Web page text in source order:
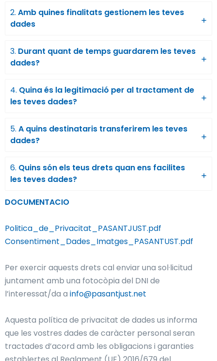
2. Amb quines finalitats gestionem les teves
dades
3. Durant quant de temps guardarem les teves
dades?
4. Quina és la legitimació per al tractament de
les teves dades?
5. A quins destinataris transferirem les teves
dades?
6. Quins són els teus drets quan ens facilites
les teves dades?
DOCUMENTACIO
Politica_de_Privacitat_PASANTJUST.pdf
Consentiment_Dades_Imatges_PASANTUST.pdf
Per exercir aquests drets cal enviar una sol·licitud
juntament amb una fotocòpia del DNI de
l’interessat/da a info@pasantjust.net
Aquesta política de privacitat de dades us informa
que les vostres dades de caràcter personal seran
tractades d’acord amb les obligacions i garanties